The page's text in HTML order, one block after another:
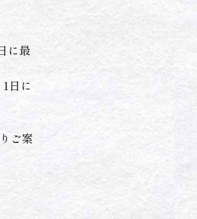
に最
日に
ご案